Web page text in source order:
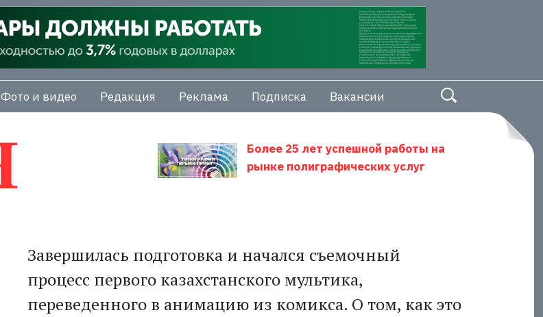
Фото и видео Редакция Реклама Подписка Вакансии
Более 25 лет успешной работы на
рынке полиграфических услуг
Завершилась подготовка и начался съемочный
процесс первого казахстанского мультика,
переведенного в анимацию из комикса. О том, как это